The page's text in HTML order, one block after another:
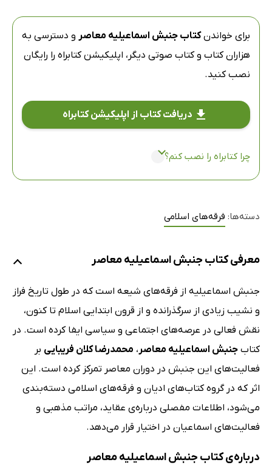
برای خواندنکتاب جنبش اسماعیلیه معاصر و دسترسی به
هزاران کتاب و کتاب صوتی دیگر، اپلیکیشن کتابراه را رایگان
نصب کنید.
دریافت کتاب از اپلیکیشن کتابراه
چرا کتابراه را نصب کنم؟
دسته‌ها: فرقه‌های اسلامی
معرفی کتاب جنبش اسماعیلیه معاصر
جنبش ‌اسماعیلیه از فرقه‌های شیعه است که در طول تاریخ فراز
و نشیب زیادی از سرگذرانده و از قرون ابتدایی اسلام تا کنون،
نقش فعالی در عرصه‌های اجتماعی و سیاسی ایفا کرده است. در
کتاب جنبش اسماعیلیه معاصر، محمدرضا کلان فریبایی بر
فعالیت‌های این جنبش در دوران معاصر تمرکز کرده است. این
اثر که در گروه کتاب‌های ادیان و فرقه‌های اسلامی دسته‌بندی
می‌شود، اطلاعات مفصلی درباره‌ی عقاید، مراتب مذهبی و
فعالیت‌های اسماعیان در اختیار قرار می‌دهد.
درباره‌ی کتاب جنبش اسماعیلیه معاصر